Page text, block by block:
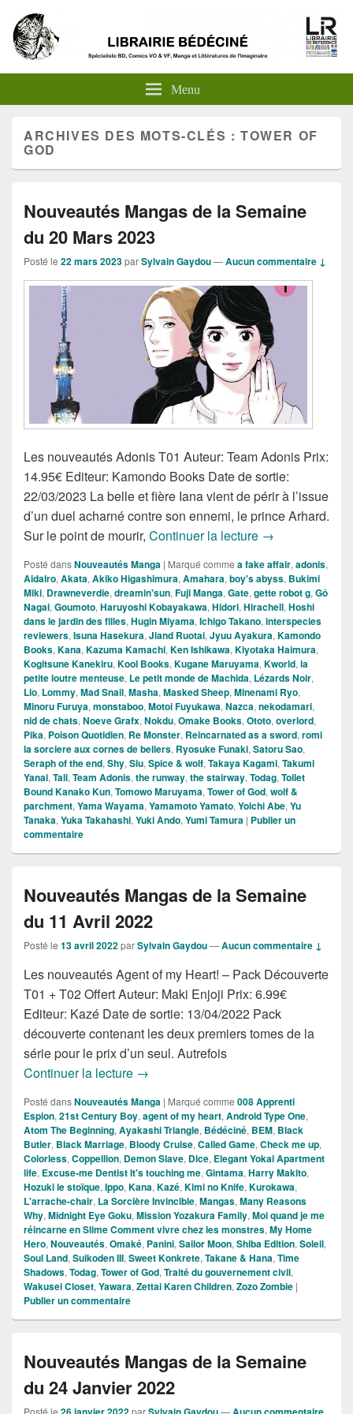
Menu
ARCHIVES DES MOTS-CLÉS :TOWER OF
GOD
Nouveautés Mangas de la Semaine
du 20 Mars 2023
Posté le 22 mars 2023parSylvain Gaydou—Aucun commentaire ↓
Les nouveautés Adonis T01 Auteur: Team Adonis Prix:
14.95€ Editeur: Kamondo Books Date de sortie:
22/03/2023 La belle et fière Iana vient de périr à l’issue
d’un duel acharné contre son ennemi, le prince Arhard.
Sur le point de mourir, Continuer la lecture Nouveautés
→
Posté dansNouveautés Manga | Marqué comme a fake affair, adonis,
Aidalro, Akata, Akiko Higashimura, Amahara, boy's abyss, Bukimi
Miki, Drawneverdie, dreamin'sun, Fuji Manga, Gate, gette robot g, Gô
Nagai, Goumoto, Haruyoshi Kobayakawa, Hidori, Hirachell, Hoshi
dans le jardin des filles, Hugin Miyama, Ichigo Takano, interspecies
reviewers, Isuna Hasekura, Jiand Ruotai, Jyuu Ayakura, Kamondo
Books, Kana, Kazuma Kamachi, Ken Ishikawa, Kiyotaka Haimura,
Kogitsune Kanekiru, Kool Books, Kugane Maruyama, Kworld, la
petite loutre menteuse, Le petit monde de Machida, Lézards Noir,
Llo, Lommy, Mad Snail, Masha, Masked Sheep, Minenami Ryo,
Minoru Furuya, monstaboo, Motoi Fuyukawa, Nazca, nekodamari,
nid de chats, Noeve Grafx, Nokdu, Omake Books, Ototo, overlord,
Pika, Poison Quotidien, Re Monster, Reincarnated as a sword, romi
la sorciere aux cornes de beliers, Ryosuke Funaki, Satoru Sao,
Seraph of the end, Shy, Siu, Spice & wolf, Takaya Kagami, Takumi
Yanai, Tali, Team Adonis, the runway, the stairway, Todag, Toilet
Bound Kanako Kun, Tomowo Maruyama, Tower of God, wolf &
parchment, Yama Wayama, Yamamoto Yamato, Yoichi Abe, Yu
Tanaka, Yuka Takahashi, Yuki Ando, Yumi Tamura | Publier un
commentaire
Nouveautés Mangas de la Semaine
du 11 Avril 2022
Posté le 13 avril 2022parSylvain Gaydou—Aucun commentaire ↓
Les nouveautés Agent of my Heart! – Pack Découverte
T01 + T02 Offert Auteur: Maki Enjoji Prix: 6.99€
Editeur: Kazé Date de sortie: 13/04/2022 Pack
découverte contenant les deux premiers tomes de la
série pour le prix d’un seul. Autrefois
Continuer la lecture Nouveautés Mangas de la Semaine
→
Posté dansNouveautés Manga | Marqué comme 008 Apprenti
Espion, 21st Century Boy, agent of my heart, Android Type One,
Atom The Beginning, Ayakashi Triangle, Bédéciné, BEM, Black
Butler, Black Marriage, Bloody Cruise, Called Game, Check me up,
Colorless, Coppellion, Demon Slave, Dice, Elegant Yokai Apartment
life, Excuse-me Dentist It's touching me, Gintama, Harry Makito,
Hozuki le stoïque, Ippo, Kana, Kazé, Kimi no Knife, Kurokawa,
L'arrache-chair, La Sorcière Invincible, Mangas, Many Reasons
Why, Midnight Eye Goku, Mission Yozakura Family, Moi quand je me
réincarne en Slime Comment vivre chez les monstres, My Home
Hero, Nouveautés, Omaké, Panini, Sailor Moon, Shiba Edition, Soleil,
Soul Land, Suikoden III, Sweet Konkrete, Takane & Hana, Time
Shadows, Todag, Tower of God, Traité du gouvernement civil,
Wakusei Closet, Yawara, Zettai Karen Children, Zozo Zombie |
Publier un commentaire
Nouveautés Mangas de la Semaine
du 24 Janvier 2022
Posté le par —